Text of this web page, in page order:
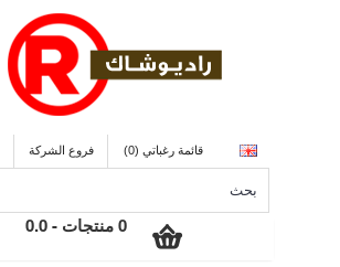
قائمة رغباتي (0) فروع الشركة
0 منتجات - 0.0